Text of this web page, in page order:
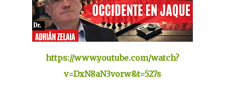
https://www.youtube.com/watch?
v=DxN8aN3vorw&t=527s